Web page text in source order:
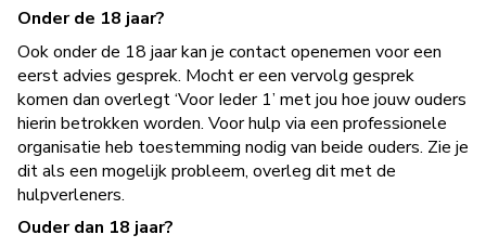
Onder de 18 jaar?
Ook onder de 18 jaar kan je contact openemen voor een
eerst advies gesprek. Mocht er een vervolg gesprek
komen dan overlegt ‘Voor Ieder 1’ met jou hoe jouw ouders
hierin betrokken worden. Voor hulp via een professionele
organisatie heb toestemming nodig van beide ouders. Zie je
dit als een mogelijk probleem, overleg dit met de
hulpverleners.
Ouder dan 18 jaar?